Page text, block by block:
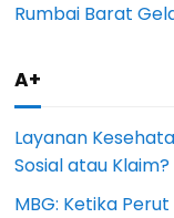
Rumbai Barat
A+
Layanan
Sosial atau Klaim?
MBG: Ketika